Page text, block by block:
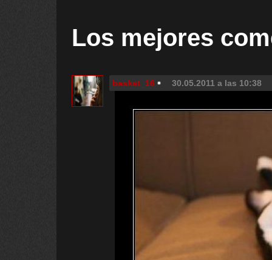
Los mejores
basket_16 30.05.2011 a las 10:38